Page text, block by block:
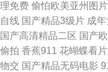
成精品 三级视屏在线观看
3级片 免费在线观看高清 亚
理免费 偷怕欧美亚州图片
自线 国产精品3级片 成
国产高清精品二区 国产
偷拍 香蕉911 花蝴蝶看
物交 国产精品无码电影